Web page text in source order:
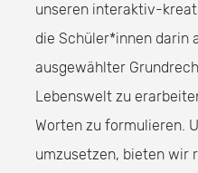
unseren interaktiv-
die Schüler*innen darin
ausgewählter
Lebenswelt zu
Worten zu formulieren.
umzusetzen, bieten wir